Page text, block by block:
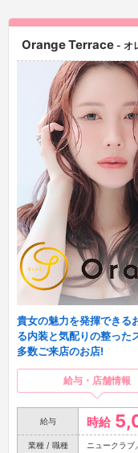
Orange Terrace - オ
貴女の魅力を発揮できる
る内装と気配りの整っ
多数ご来店のお店!
給与・店舗情報
給与 時給
業種 / 職種 ニュークラブ